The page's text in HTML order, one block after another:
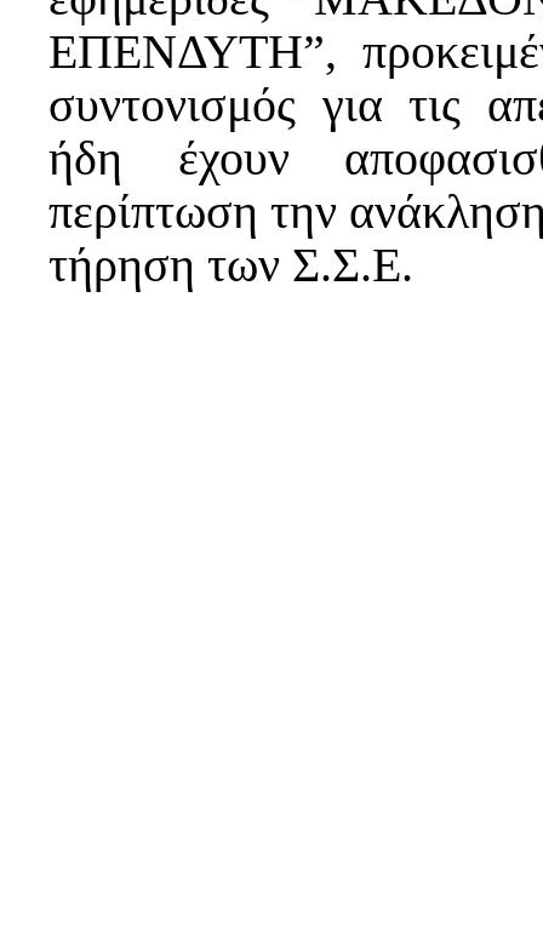
ΕΠΕΝΔΥΤΗ”,
συντονισμός για τις
ήδη έχουν
περίπτωση την
τήρηση των Σ.Σ.Ε.